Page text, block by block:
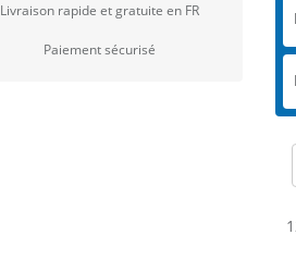
Livraison rapide et gratuite en FR
Paiement sécurisé